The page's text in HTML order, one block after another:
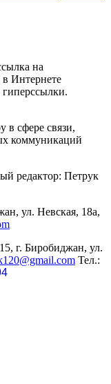
на
в Интернете
в сфере связи,
коммуникаций
редактор: Петрук
ул. Невская, 18а,
г. Биробиджан, ул.
Тел.: